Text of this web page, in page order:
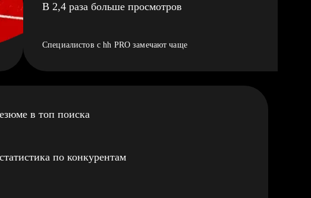
В 2,4 раза больше просмотров
Специалистов с hh PRO замечают чаще
в топ поиска
по конкурентам